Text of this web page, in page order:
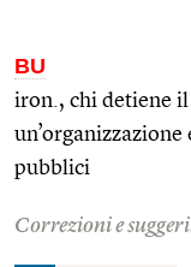
BU
iron., chi detiene
pubblici
Correzioni e